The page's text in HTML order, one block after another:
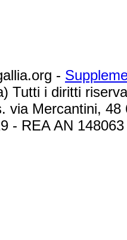
-
Tutti i diritti
via Mercantini,
- REA AN